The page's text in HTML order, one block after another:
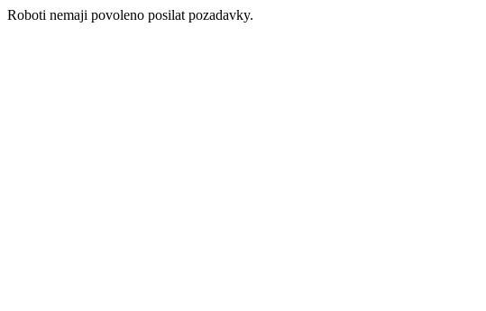
Roboti nemaji povoleno posilat pozadavky.